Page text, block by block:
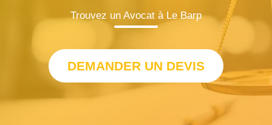
Trouvez un Avocat à Le Barp
DEMANDER UN DEVIS